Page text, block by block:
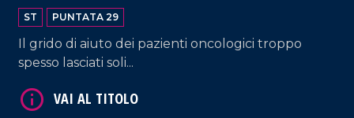
ST PUNTATA 29
Il grido di aiuto dei pazienti oncologici troppo
spesso lasciati soli...